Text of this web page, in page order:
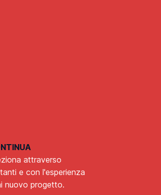
attraverso
e con l'esperienza
nuovo progetto.